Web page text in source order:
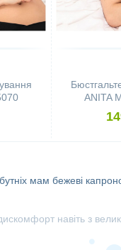
ANITA
мам бежеві
навіть з